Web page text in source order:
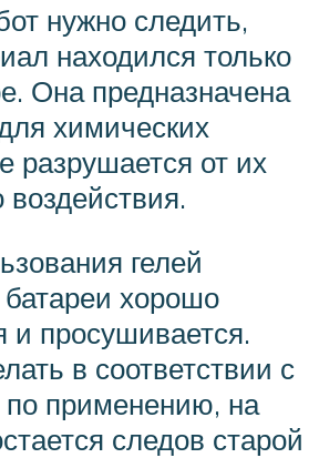
нужно следить,
находился только
Она предназначена
химических
разрушается от их
воздействия.
гелей
батареи хорошо
и просушивается.
в соответствии с
по применению, на
следов старой